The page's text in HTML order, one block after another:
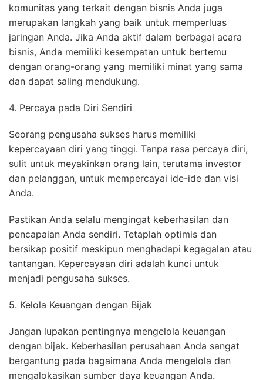
komunitas yang terkait dengan bisnis Anda juga
merupakan langkah yang baik untuk memperluas
jaringan Anda. Jika Anda aktif dalam berbagai acara
bisnis, Anda memiliki kesempatan untuk bertemu
dengan orang-orang yang memiliki minat yang sama
dan dapat saling mendukung.
4. Percaya pada Diri Sendiri
Seorang pengusaha sukses harus memiliki
kepercayaan diri yang tinggi. Tanpa rasa percaya diri,
sulit untuk meyakinkan orang lain, terutama investor
dan pelanggan, untuk mempercayai ide-ide dan visi
Anda.
Pastikan Anda selalu mengingat keberhasilan dan
pencapaian Anda sendiri. Tetaplah optimis dan
bersikap positif meskipun menghadapi kegagalan atau
tantangan. Kepercayaan diri adalah kunci untuk
menjadi pengusaha sukses.
5. Kelola Keuangan dengan Bijak
Jangan lupakan pentingnya mengelola keuangan
dengan bijak. Keberhasilan perusahaan Anda sangat
bergantung pada bagaimana Anda mengelola dan
mengalokasikan sumber daya keuangan Anda.